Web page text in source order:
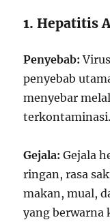
1. Hepatitis
Penyebab:
penyebab
menyebar
terkontaminasi.
Gejala: Gejala
ringan, rasa
makan, mual,
yang berwarna